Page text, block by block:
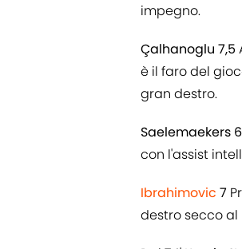
impegno.
Çalhanoglu 7,5
è il faro del
gran destro.
Saelemaekers 6
con l'assist
Ibrahimovic 7
destro secco